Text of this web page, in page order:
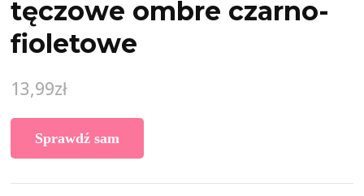
tęczowe ombre czarno-
fioletowe
13,99zł
Sprawdź sam